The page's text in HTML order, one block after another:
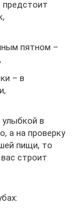
предстоит
пятном –
– в
в
а на проверку
пищи, то
строит